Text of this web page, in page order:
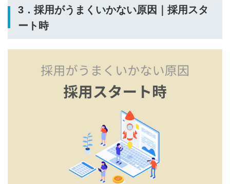
3．採用がうまくいかない原因｜採用スタ
ート時